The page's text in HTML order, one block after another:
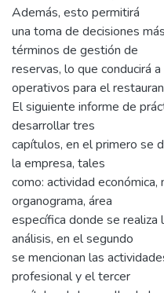
Además, esto permitirá
una toma de decisiones
términos de gestión de
reservas, lo que conducirá
operativos para el
El siguiente informe de
desarrollar tres
capítulos, en el primero se
la empresa, tales
como: actividad económica,
organograma, área
específica donde se realiza
análisis, en el segundo
se mencionan las
profesional y el tercer